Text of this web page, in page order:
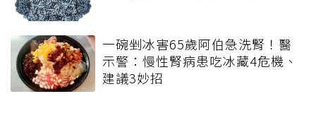
一碗剉冰害65歲阿伯急洗腎！醫
示警：慢性腎病患吃冰藏4危機、
建議3妙招